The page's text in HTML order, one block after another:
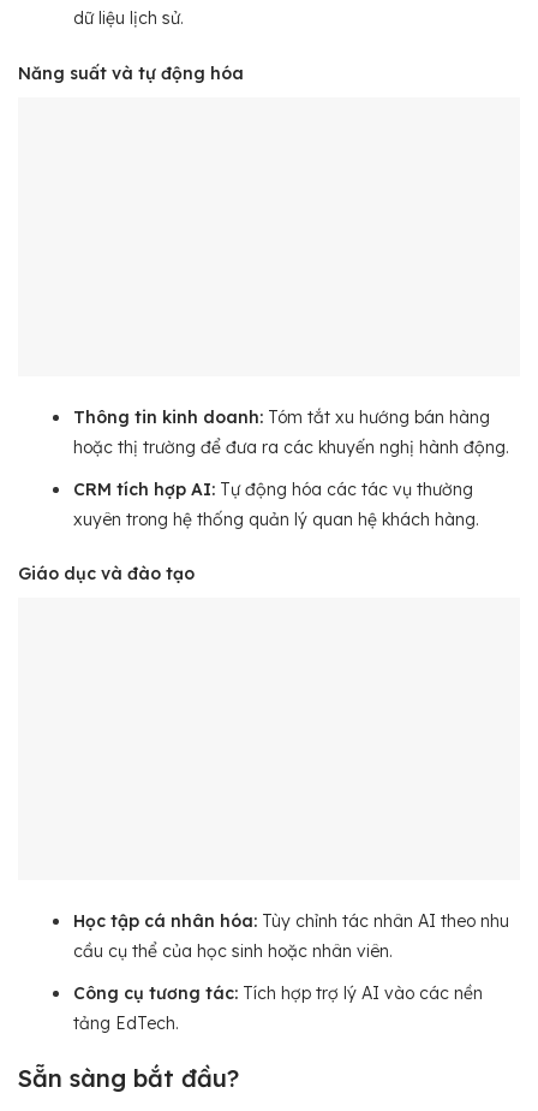
dữ liệu lịch sử.
Năng suất và tự động hóa
Thông tin kinh doanh:Tóm tắt xu hướng bán hàng
hoặc thị trường để đưa ra các khuyến nghị hành động.
CRM tích hợp AI:Tự động hóa các tác vụ thường
xuyên trong hệ thống quản lý quan hệ khách hàng.
Giáo dục và đào tạo
Học tập cá nhân hóa:Tùy chỉnh tác nhân AI theo nhu
cầu cụ thể của học sinh hoặc nhân viên.
Công cụ tương tác:Tích hợp trợ lý AI vào các nền
tảng EdTech.
Sẵn sàng bắt đầu?